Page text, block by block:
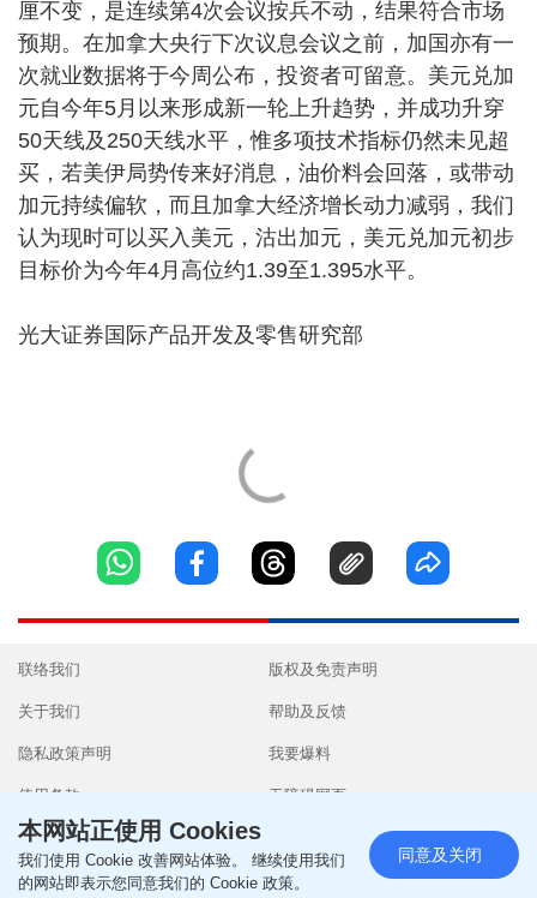
厘不变，是连续第4次会议按兵不动，结果符合市场
预期。在加拿大央行下次议息会议之前，加国亦有一
次就业数据将于今周公布，投资者可留意。美元兑加
元自今年5月以来形成新一轮上升趋势，并成功升穿
50天线及250天线水平，惟多项技术指标仍然未见超
买，若美伊局势传来好消息，油价料会回落，或带动
加元持续偏软，而且加拿大经济增长动力减弱，我们
认为现时可以买入美元，沽出加元，美元兑加元初步
目标价为今年4月高位约1.39至1.395水平。
光大证券国际产品开发及零售研究部
联络我们
关于我们
隐私政策声明
使用条款
版权及免责声明
帮助及反馈
我要爆料
无障碍网页
Copyright © 2026 SingTao Ltd.All rights reserved.
本网站正使用 Cookies
我们使用 Cookie 改善网站体验。 继续使用我们
的网站即表示您同意我们的 Cookie 政策。
同意及关闭